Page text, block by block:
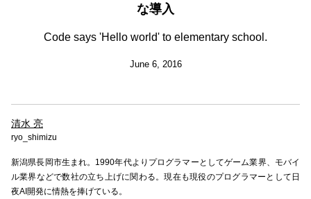
な導入
Code says 'Hello world' to elementary school.
June 6, 2016
清水 亮
ryo_shimizu
新潟県長岡市生まれ。1990年代よりプログラマーとしてゲーム業界、モバイ
ル業界などで数社の立ち上げに関わる。現在も現役のプログラマーとして日
夜AI開発に情熱を捧げている。